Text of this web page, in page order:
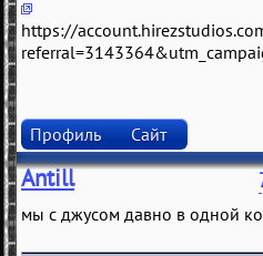
https://
Профиль Сайт
Antill
мы с джусом давно в одной